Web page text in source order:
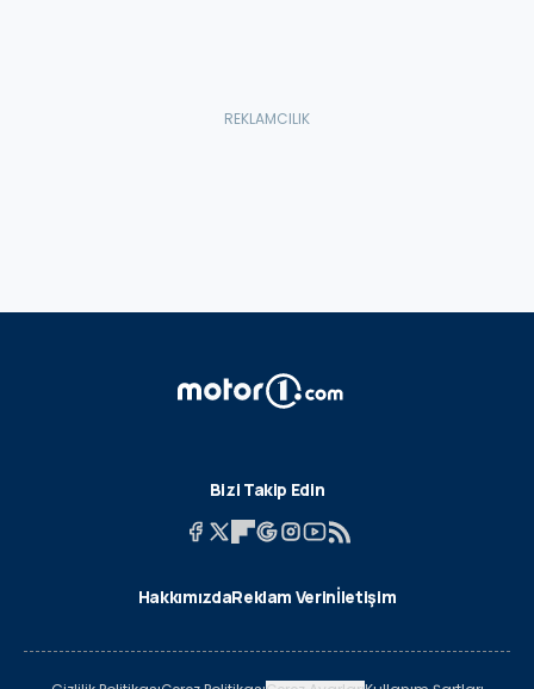
Bizi Takip Edin
HakkımızdaReklam Verinİletişim